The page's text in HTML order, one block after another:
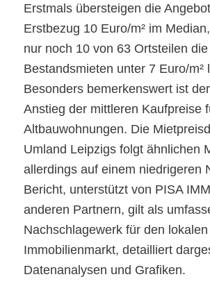
Erstmals übersteigen die
Erstbezug 10 Euro/m² im
nur noch 10 von 63 Ortsteilen die
Bestandsmieten unter 7 Euro/m²
Besonders bemerkenswert ist
Anstieg der mittleren Kaufpreise
Altbauwohnungen. Die
Umland Leipzigs folgt ähnlichen
allerdings auf einem niedrigeren
Bericht, unterstützt von PISA
anderen Partnern, gilt als
Nachschlagewerk für den lokalen
Immobilienmarkt, detailliert
Datenanalysen und Grafiken.